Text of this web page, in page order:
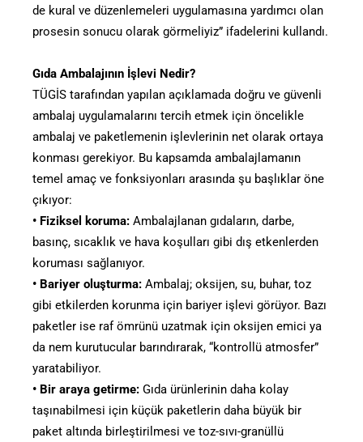
de kural ve düzenlemeleri uygulamasına yardımcı olan
prosesin sonucu olarak görmeliyiz” ifadelerini kullandı.
Gıda Ambalajının İşlevi Nedir?
TÜGİS tarafından yapılan açıklamada doğru ve güvenli
ambalaj uygulamalarını tercih etmek için öncelikle
ambalaj ve paketlemenin işlevlerinin net olarak ortaya
konması gerekiyor. Bu kapsamda ambalajlamanın
temel amaç ve fonksiyonları arasında şu başlıklar öne
çıkıyor:
• Fiziksel koruma: Ambalajlanan gıdaların, darbe,
basınç, sıcaklık ve hava koşulları gibi dış etkenlerden
koruması sağlanıyor.
• Bariyer oluşturma: Ambalaj; oksijen, su, buhar, toz
gibi etkilerden korunma için bariyer işlevi görüyor. Bazı
paketler ise raf ömrünü uzatmak için oksijen emici ya
da nem kurutucular barındırarak, “kontrollü atmosfer”
yaratabiliyor.
• Bir araya getirme: Gıda ürünlerinin daha kolay
taşınabilmesi için küçük paketlerin daha büyük bir
paket altında birleştirilmesi ve toz-sıvı-granüllü